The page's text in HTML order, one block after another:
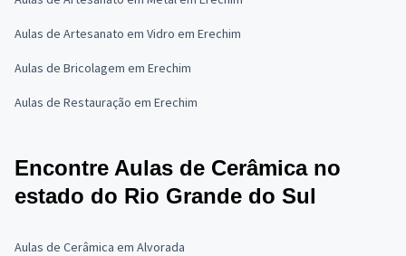
Aulas de Artesanato em Vidro em Erechim
Aulas de Bricolagem em Erechim
Aulas de Restauração em Erechim
Encontre Aulas de Cerâmica no
estado do Rio Grande do Sul
Aulas de Cerâmica em Alvorada